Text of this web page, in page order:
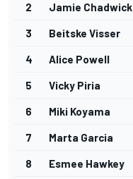
2 Jamie Chadwick
3 Beitske Visser
4 Alice Powell
5 Vicky Piria
6 Miki Koyama
7 Marta Garcia
8 Esmee Hawkey